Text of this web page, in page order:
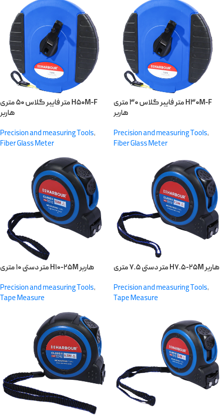
متر فایبر گلاس ۵۰ متری H۵۰M-F
هاربر
Precision and measuring Tools,
Fiber Glass Meter
متر فایبر گلاس ۳۰ متری H۳۰M-F
هاربر
Precision and measuring Tools,
Fiber Glass Meter
متر دستی ۱۰ متری H۱۰-۲۵M هاربر
Precision and measuring Tools,
Tape Measure
متر دستی ۷.۵ متری H۷.۵-۲۵M هاربر
Precision and measuring Tools,
Tape Measure